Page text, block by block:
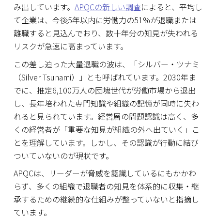
み出しています。 APQCの新しい調査によると、平均し
て企業は、今後5年以内に労働力の51%が退職または
離職すると見込んでおり、数十年分の知見が失われる
リスクが急速に高まっています。
この差し迫った大量退職の波は、「シルバー・ツナミ
（Silver Tsunami）」とも呼ばれています。2030年ま
でに、推定6,100万人の団塊世代が労働市場から退出
し、長年培われた専門知識や組織の記憶が同時に失わ
れると見られています。経営層の問題認識は高く、多
くの経営者が「重要な知見が組織の外へ出ていく」こ
とを理解しています。しかし、その認識が行動に結び
ついていないのが現状です。
APQCは、リーダーが脅威を認識しているにもかかわ
らず、多くの組織で退職者の知見を体系的に収集・継
承するための継続的な仕組みが整っていないと指摘し
ています。